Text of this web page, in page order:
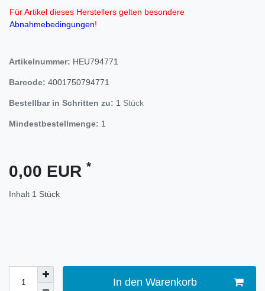
Für Artikel dieses Herstellers gelten besondere
Abnahmebedingungen!
Artikelnummer: HEU794771
Barcode: 4001750794771
Bestellbar in Schritten zu: 1 Stück
Mindestbestellmenge: 1
0,00 EUR *
Inhalt 1 Stück
In den Warenkorb